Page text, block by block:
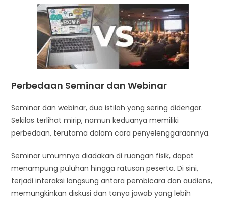
Perbedaan Seminar dan Webinar
Seminar dan webinar, dua istilah yang sering didengar.
Sekilas terlihat mirip, namun keduanya memiliki
perbedaan, terutama dalam cara penyelenggaraannya.
Seminar umumnya diadakan di ruangan fisik, dapat
menampung puluhan hingga ratusan peserta. Di sini,
terjadi interaksi langsung antara pembicara dan audiens,
memungkinkan diskusi dan tanya jawab yang lebih